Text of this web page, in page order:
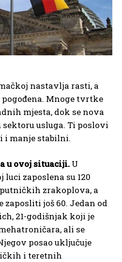
nastavlja rasti, a
Mnoge tvrtke
mjesta, dok se nova
usluga. Ti poslovi
i manje stabilni.
u ovoj situaciji. U
zaposlena su 120
zrakoplova, a
zaposliti još 60. Jedan od
21-godišnjak koji je
ali se
posao uključuje
i teretnih